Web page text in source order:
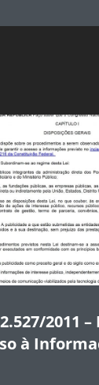
2011 –
à